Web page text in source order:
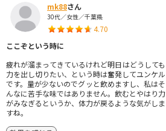
mk88さん
30代／女性／千葉県
4.70
ここぞという時に
疲れが溜まってきているけれど明日はどうしても
力を出し切りたい、という時は奮発してユンケル
です。量が少ないのでグッと飲めますし、私はそ
んなに苦手な味ではありません。飲むとやはり力
がみなぎるというか、体力が戻るような気がしま
すね。